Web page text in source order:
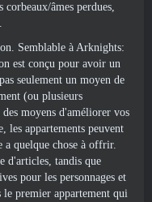
âmes perdues,
Semblable à Arknights:
est conçu pour avoir un
seulement un moyen de
(ou plusieurs
moyens d'améliorer vos
les appartements peuvent
a quelque chose à offrir.
d'articles, tandis que
pour les personnages et
le premier appartement qui